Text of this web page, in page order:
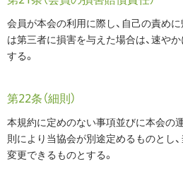
会員が本会の利用に際し、自己の責め
は第三者に損害を与えた場合は、速や
する。
第22条（細則）
本規約に定めのない事項並びに本会の
則により当協会が別途定めるものとし
変更できるものとする。